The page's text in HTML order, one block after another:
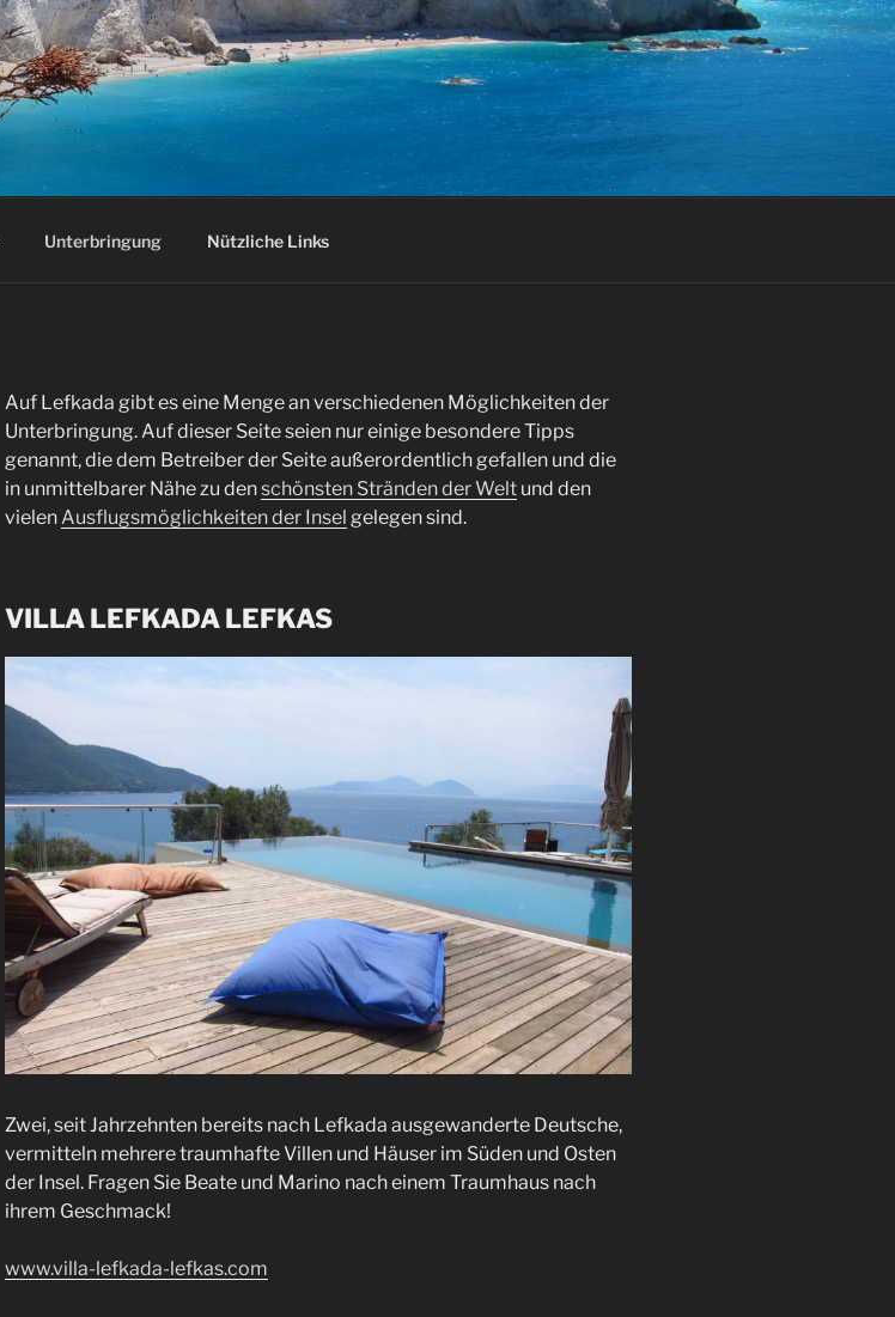
Unterbringung Nützliche Links
Auf Lefkada gibt es eine Menge an verschiedenen Möglichkeiten der
Unterbringung. Auf dieser Seite seien nur einige besondere Tipps
genannt, die dem Betreiber der Seite außerordentlich gefallen und die
in unmittelbarer Nähe zu denschönsten Stränden der Weltund den
vielenAusflugsmöglichkeiten der Insel gelegen sind.
VILLA LEFKADA LEFKAS
Zwei, seit Jahrzehnten bereits nach Lefkada ausgewanderte Deutsche,
vermitteln mehrere traumhafte Villen und Häuser im Süden und Osten
der Insel. Fragen Sie Beate und Marino nach einem Traumhaus nach
ihrem Geschmack!
www.villa-lefkada-lefkas.com